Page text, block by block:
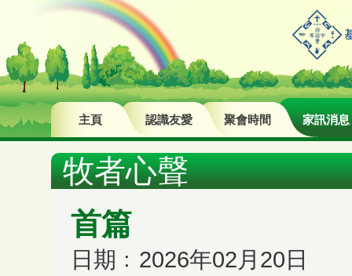
主頁 認識友愛 聚會時間 家訊消息
牧者心聲
首篇
日期﹕2026年02月20日